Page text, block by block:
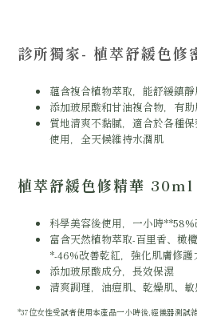
診所獨家- 植萃舒緩色
蘊含複合植物萃取，能舒緩鎮靜
添加玻尿酸和甘油複合物，有
質地清爽不黏膩，適合於各種
使用，全天候維持水潤肌
植萃舒緩色修精華 30ml
科學美容後使用，一小時**58%
富含天然植物萃取-百里香、橄
*-46%改善乾紅，強化肌膚修護
添加玻尿酸成分，長效保濕
清爽調理，油痘肌、乾燥肌、
*37位女性受試者使用本產品一小時後,經儀器測試